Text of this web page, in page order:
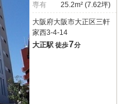
専有 25.2m² (7.62坪)
大阪府大阪市大正区三軒
家西3-4-14
大正駅 徒歩7分